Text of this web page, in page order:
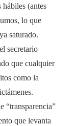
(antes
lo que
saturado.
secretario
que cualquier
como la
“transparencia”
que levanta